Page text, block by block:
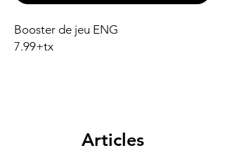
Booster de jeu ENG
7.99+tx
Articles